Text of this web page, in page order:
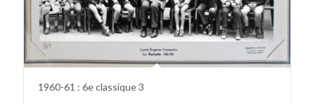
1960-61 : 6e classique 3